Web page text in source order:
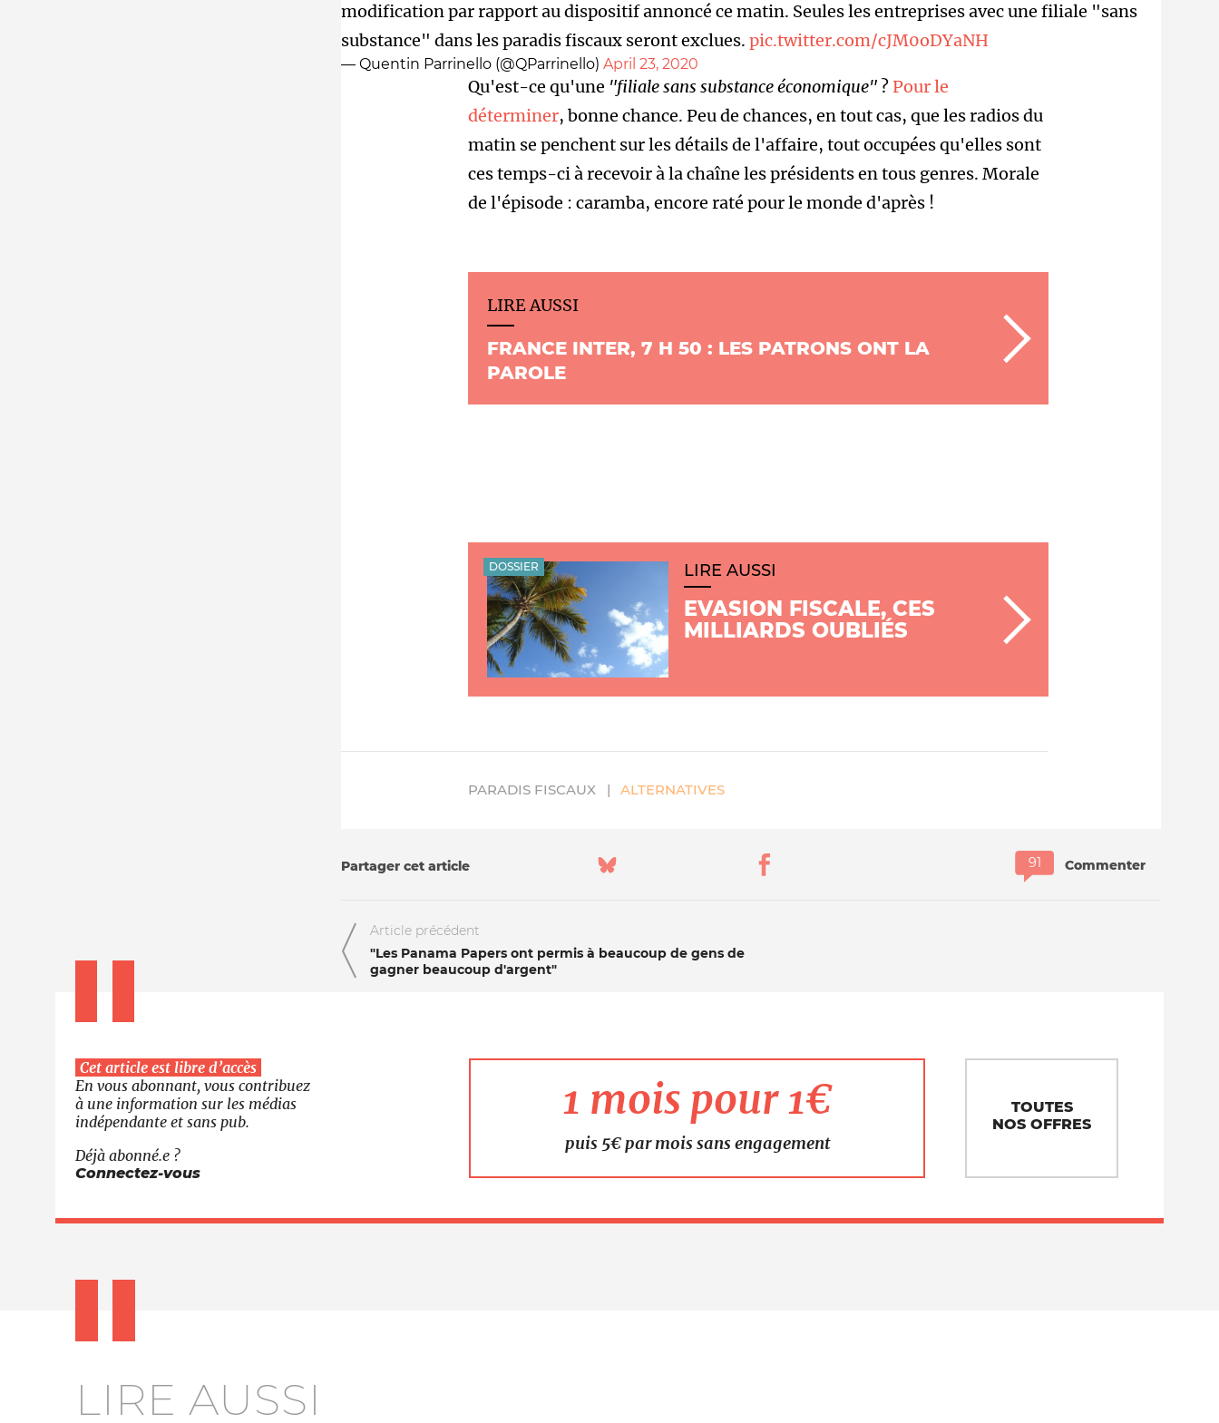
modification par rapport au dispositif annoncé ce matin. Seules les entreprises avec une filiale "sans
substance" dans les paradis fiscaux seront exclues.pic.twitter.com/cJM0oDYaNH
— Quentin Parrinello (@QParrinello)April 23, 2020
Qu'est-ce qu'une "filiale sans substance économique" ? Pour le
déterminer, bonne chance. Peu de chances, en tout cas, que les radios du
matin se penchent sur les détails de l'affaire, tout occupées qu'elles sont
ces temps-ci à recevoir à la chaîne les présidents en tous genres. Morale
de l'épisode : caramba, encore raté pour le monde d'après !
LIRE AUSSI
FRANCE INTER, 7 H 50 : LES PATRONS ONT LA
PAROLE
DOSSIER LIRE AUSSI
EVASION FISCALE, CES
MILLIARDS OUBLIÉS
PARADIS FISCAUX ALTERNATIVES
Partager cet article Commenter
Article précédent
"Les Panama Papers ont permis à beaucoup de gens de
gagner beaucoup d'argent"
Cet article est libre d’accès
En vous abonnant, vous contribuez
à une information sur les médias
indépendante et sans pub.
Déjà abonné.e ?
Connectez-vous
1 mois pour 1€
puis 5€ par mois sans engagement
TOUTES
NOS OFFRES
LIRE AUSSI